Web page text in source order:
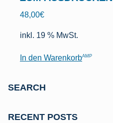
48,00€
inkl. 19 % MwSt.
In den WarenkorbAMP
SEARCH
RECENT POSTS